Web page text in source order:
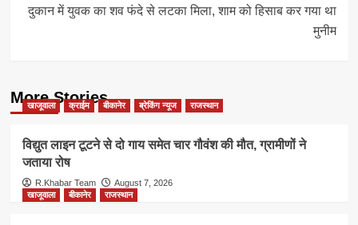
दुकान में युवक का शव फंदे से लटका मिला, शाम को हिसाब कर गया था
मुनीम
More Stories
खाजूवाला क्राईम बीकानेर ब्रेकिंग न्यूज राजस्थान
विद्युत लाइन टूटने से दो गाय समेत चार गौवंश की मौत, ग्रामीणों ने
जताया रोष
R.Khabar Team
August 7, 2026
खाजूवाला
बीकानेर राजस्थान